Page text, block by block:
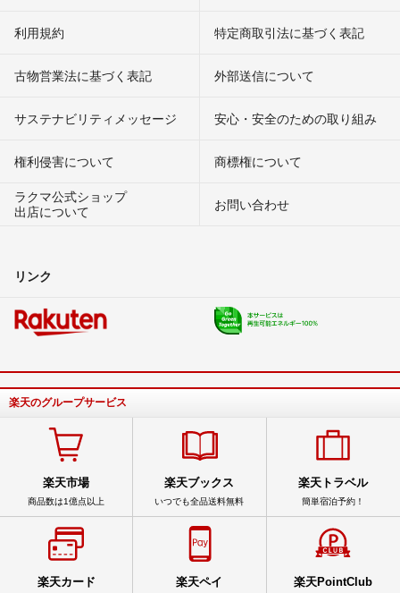
利用規約 特定商取引法に基づく表記
古物営業法に基づく表記 外部送信について
サステナビリティメッセージ 安心・安全のための取り組み
権利侵害について
商標権について
ラクマ公式ショップ
出店について
お問い合わせ
リンク
楽天のグループサービス
楽天市場
商品数は1億点以上
楽天ブックス
いつでも全品送料無料
楽天トラベル
簡単宿泊予約！
楽天カード 楽天ペイ 楽天PointClub